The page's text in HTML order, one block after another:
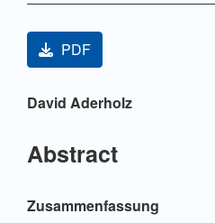
Artikel-Sidebar
PDF
Hauptsächlicher
David Aderholz
Abstract
Zusammenfassung